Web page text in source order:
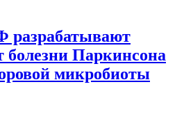
разрабатывают
болезни Паркинсона
микробиоты